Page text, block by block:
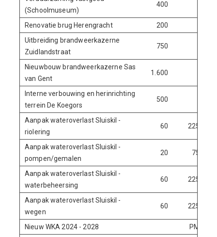
(Schoolmuseum)
400
Renovatie brug Herengracht
200
Uitbreiding brandweerkazerne
Zuidlandstraat
750
Nieuwbouw brandweerkazerne Sas
van Gent
1.600
Interne verbouwing en herinrichting
terrein De Koegors
500
Aanpak wateroverlast Sluiskil -
riolering
60 225
Aanpak wateroverlast Sluiskil -
pompen/gemalen
20 75
Aanpak wateroverlast Sluiskil -
waterbeheersing
60 225
Aanpak wateroverlast Sluiskil -
wegen
60 225
Nieuw WKA 2024 - 2028 PM